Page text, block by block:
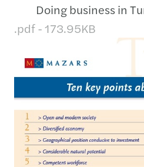
Doing business in
.pdf - 173.95KB